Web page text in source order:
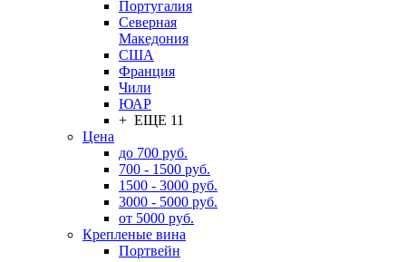
Португалия
Северная
Македония
США
Франция
Чили
ЮАР
+ ЕЩЕ 11
Цена
до 700 руб.
700 - 1500 руб.
1500 - 3000 руб.
3000 - 5000 руб.
от 5000 руб.
Крепленые вина
Портвейн